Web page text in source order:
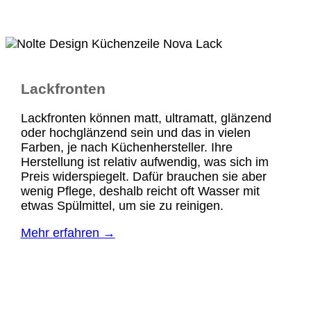
Lackfronten
Lackfronten können matt, ultramatt, glänzend
oder hochglänzend sein und das in vielen
Farben, je nach Küchenhersteller. Ihre
Herstellung ist relativ aufwendig, was sich im
Preis widerspiegelt. Dafür brauchen sie aber
wenig Pflege, deshalb reicht oft Wasser mit
etwas Spülmittel, um sie zu reinigen.
Mehr erfahren →